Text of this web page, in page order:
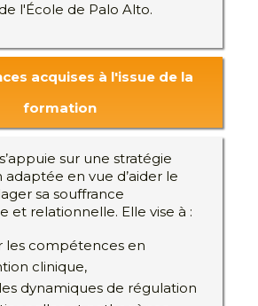
l'École de Palo Alto.
acquises à l'issue de la
formation
sur une stratégie
adaptée en vue d’aider le
sa souffrance
et relationnelle. Elle vise à :
les compétences en
clinique,
dynamiques de régulation